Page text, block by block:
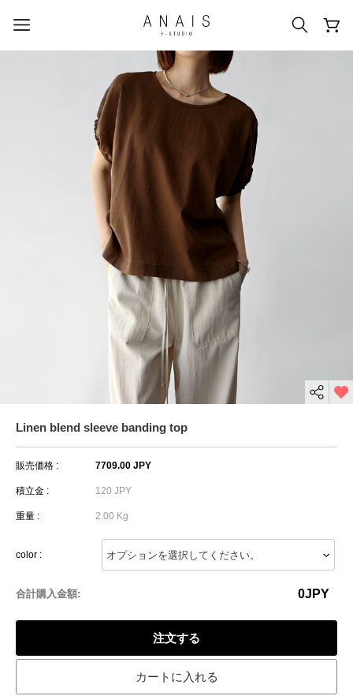
人気のクエリ
#신상5%할인 #아나이스 제작
#MD추천 #당일발송 #BEST OF BEST
Linen blend sleeve banding top
販売価格 : 7709.00 JPY
積立金 : 120 JPY
重量 : 2.00 Kg
color :
合計購入金額: 0JPY
注文する
カートに入れる